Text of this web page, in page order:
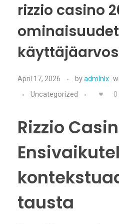
rizzio casino
April 17, 2026 byadmlnlx
Uncategorized
0
Rizzio
tausta